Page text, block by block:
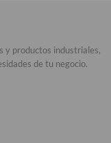
y productos industriales,
de tu negocio.